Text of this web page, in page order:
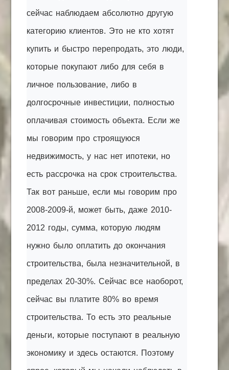
сейчас наблюдаем абсолютно другую
категорию клиентов. Это не кто хотят
купить и быстро перепродать, это люди,
которые покупают либо для себя в
личное пользование, либо в
долгосрочные инвестиции, полностью
оплачивая стоимость объекта. Если же
мы говорим про строящуюся
недвижимость, у нас нет ипотеки, но
есть рассрочка на срок строительства.
Так вот раньше, если мы говорим про
2008-2009-й, может быть, даже 2010-
2012 годы, сумма, которую людям
нужно было оплатить до окончания
строительства, была незначительной, в
пределах 20-30%. Сейчас все наоборот,
сейчас вы платите 80% во время
строительства. То есть это реальные
деньги, которые поступают в реальную
экономику и здесь остаются. Поэтому